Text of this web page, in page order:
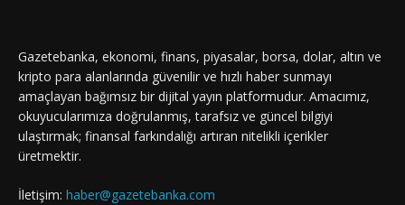
Gazetebanka, ekonomi, finans, piyasalar, borsa, dolar, altın ve
kripto para alanlarında güvenilir ve hızlı haber sunmayı
amaçlayan bağımsız bir dijital yayın platformudur. Amacımız,
okuyucularımıza doğrulanmış, tarafsız ve güncel bilgiyi
ulaştırmak; finansal farkındalığı artıran nitelikli içerikler
üretmektir.
İletişim: haber@gazetebanka.com